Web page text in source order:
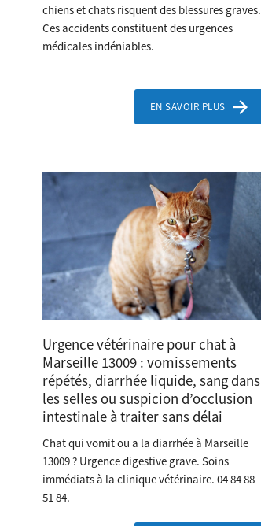
chiens et chats risquent des blessures graves.
Ces accidents constituent des urgences
médicales indéniables.
EN SAVOIR PLUS
Urgence vétérinaire pour chat à
Marseille 13009 : vomissements
répétés, diarrhée liquide, sang dans
les selles ou suspicion d’occlusion
intestinale à traiter sans délai
Chat qui vomit ou a la diarrhée à Marseille
13009 ? Urgence digestive grave. Soins
immédiats à la clinique vétérinaire. 04 84 88
51 84.